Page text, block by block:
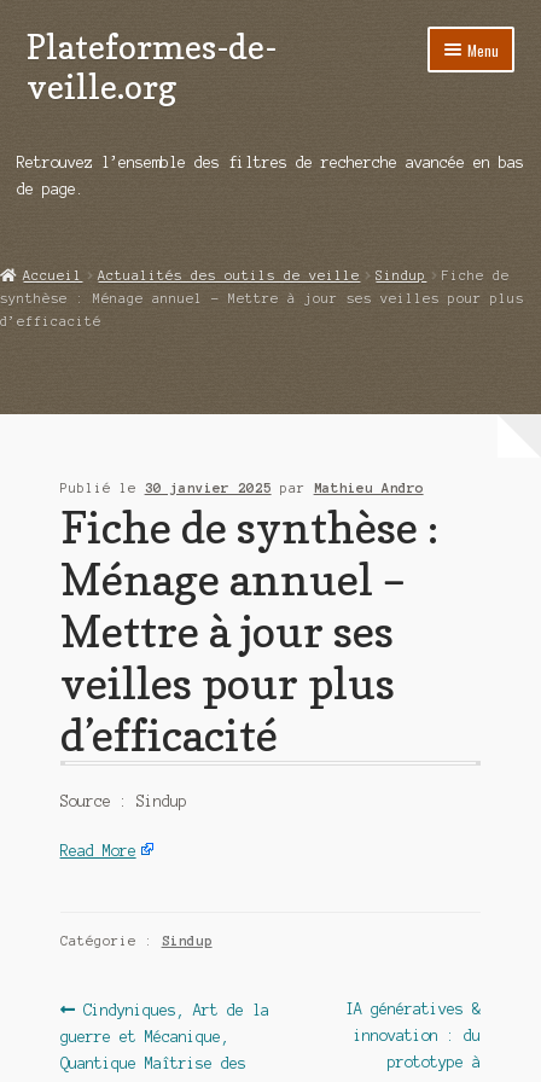
Aller
à
la
Aller
au
contenu
Plateformes-de-
veille.org
Menu
Répertoire d’ouitils
Démos vidéos
Ouvrir
Qui sommes-nous ?
Retrouvez l’ensemble des filtres de recherche avancée en bas
de page.
Accueil Actualités des outils de veille Sindup
Fiche de
synthèse : Ménage annuel – Mettre à jour ses veilles pour plus
d’efficacité
Publié le 30 janvier 2025 par Mathieu Andro
Fiche de synthèse :
Ménage annuel –
Mettre à jour ses
veilles pour plus
d’efficacité
Source : Sindup
Read More
Catégorie : Sindup
Navigation
de
Article
précédent :
Cindyniques, Art de la
guerre et Mécanique,
Quantique Maîtrise des
Article
suivant :
IA génératives &
innovation : du
prototype à